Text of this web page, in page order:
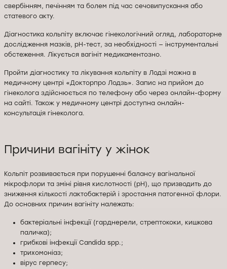
свербінням, печінням та болем під час сечовипускання або
статевого акту.
Діагностика кольпіту включає гінекологічний огляд, лабораторне
дослідження мазків, pH-тест, за необхідності — інструментальні
обстеження. Лікується вагініт медикаментозно.
Пройти діагностику та лікування кольпіту в Лодзі можна в
медичному центрі «Докторпро Лодзь». Запис на прийом до
гінеколога здійснюється по телефону або через онлайн-форму
на сайті. Також у медичному центрі доступна онлайн-
консультація гінеколога.
Причини вагініту у жінок
Кольпіт розвивається при порушенні балансу вагінальної
мікрофлори та зміні рівня кислотності (pH), що призводить до
зниження кількості лактобактерій і зростання патогенної флори.
До основних причин вагініту належать:
бактеріальні інфекції (гарднерели, стрептококи, кишкова
паличка);
грибкові інфекції Candida spp.;
трихомоніаз;
вірус герпесу;